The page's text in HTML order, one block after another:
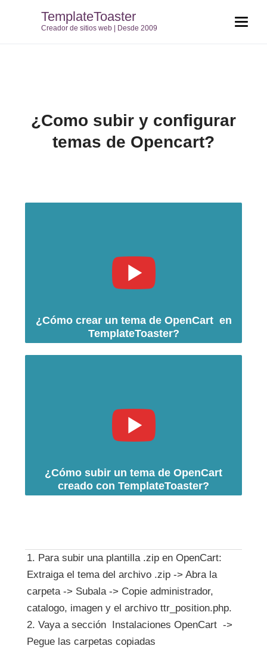
TemplateToaster
Creador de sitios web | Desde 2009
¿Como subir y configurar
temas de Opencart?
¿Cómo crear un tema de OpenCart en
TemplateToaster?
¿Cómo subir un tema de OpenCart
creado con TemplateToaster?
1. Para subir una plantilla .zip en OpenCart:
Extraiga el tema del archivo .zip -> Abra la
carpeta -> Subala -> Copie administrador,
catalogo, imagen y el archivo ttr_position.php.
2. Vaya a sección InstalacionesOpenCart ->
Pegue las carpetas copiadas